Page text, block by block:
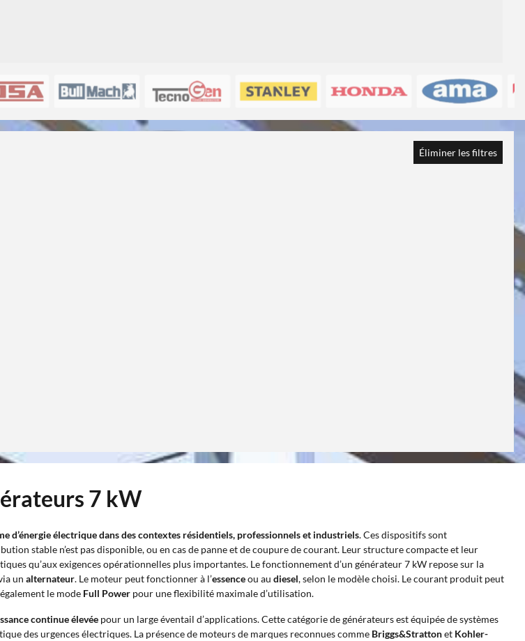
Éliminer les filtres
7 kW
d’énergie électriquedans des contextes résidentiels, professionnels et industriels. Ces dispositifs sont
stable n’est pas disponible, ou en cas de panne et de coupure de courant. Leur structure compacte et leur
qu’aux exigences opérationnelles plus importantes. Le fonctionnement d’un générateur 7 kW repose sur la
un alternateur. Le moteur peut fonctionner à l’essenceou au diesel, selon le modèle choisi. Le courant produit peut
le mode Full Power pour une flexibilité maximale d’utilisation.
continue élevée pour un large éventail d’applications. Cette catégorie de générateurs est équipée de systèmes
des urgences électriques. La présence de moteurs de marques reconnues comme Briggs&Strattonet Kohler-